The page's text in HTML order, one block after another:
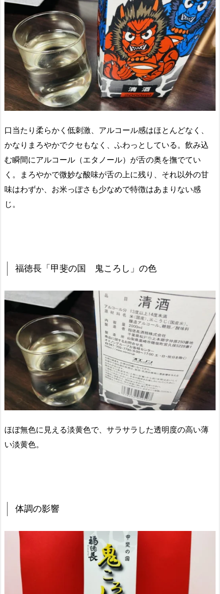
口当たり柔らかく低刺激、アルコール感はほとんどなく、
かなりまろやかでクセもなく、ふわっとしている。飲み込
む瞬間にアルコール（エタノール）が舌の奥を撫でてい
く。まろやかで微妙な酸味が舌の上に残り、それ以外の甘
味はわずか、お米っぽさも少なめで特徴はあまりない感
じ。
福徳長「甲斐の国 鬼ころし」の色
ほぼ無色に見える淡黄色で、サラサラした透明度の高い薄
い淡黄色。
体調の影響